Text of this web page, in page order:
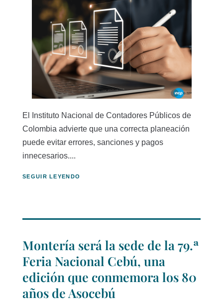
El Instituto Nacional de Contadores Públicos de
Colombia advierte que una correcta planeación
puede evitar errores, sanciones y pagos
innecesarios....
SEGUIR LEYENDO
Montería será la sede de la 79.ª
Feria Nacional Cebú, una
edición que conmemora los 80
años de Asocebú